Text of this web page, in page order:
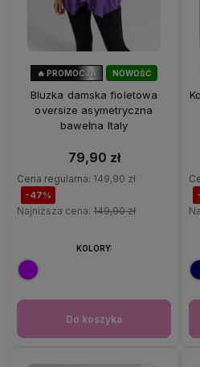
NOWOŚĆ
🔥 PROMOCJA
Bluzka damska fioletowa
oversize asymetryczna
bawełna Italy
79,90 zł
Cena regularna: 149,90 zł
-47%
Najniższa cena: 149,90 zł
Do koszyka
KOLORY: